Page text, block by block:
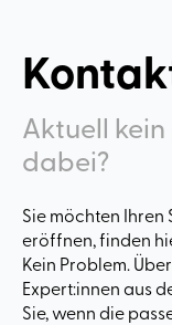
Aktuell
dabei?
Sie möchten Ihren
eröffnen, finden
Kein Problem.
Expert:innen aus
Sie, wenn die